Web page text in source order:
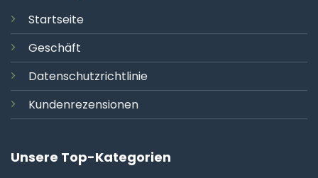
Startseite
Geschäft
Datenschutzrichtlinie
Kundenrezensionen
Unsere Top-Kategorien